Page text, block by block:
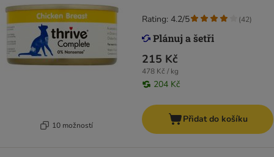
10 možností
215 Kč
478 Kč / kg
204 Kč
Rating: 4.2/5 (42)
Přidat do košíku